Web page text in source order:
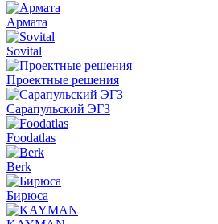
Армата
Sovital
Проектные решения
Сарапульский ЭГЗ
Foodatlas
Berk
Бирюса